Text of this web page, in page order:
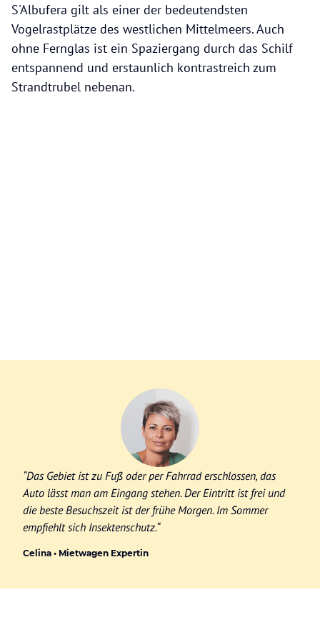
S'Albufera gilt als einer der bedeutendsten
Vogelrastplätze des westlichen Mittelmeers. Auch
ohne Fernglas ist ein Spaziergang durch das Schilf
entspannend und erstaunlich kontrastreich zum
Strandtrubel nebenan.
“Das Gebiet ist zu Fuß oder per Fahrrad erschlossen, das
Auto lässt man am Eingang stehen. Der Eintritt ist frei und
die beste Besuchszeit ist der frühe Morgen. Im Sommer
empfiehlt sich Insektenschutz.“
Celina • Mietwagen Expertin